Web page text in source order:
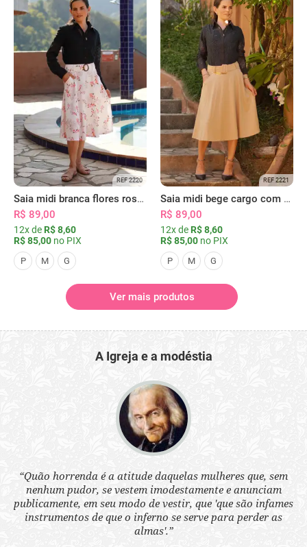
REF 2220
Saia midi branca flores rosas com bolsos
R$ 89,00
12x de R$ 8,60
R$ 85,00 no PIX
P M G
REF 2221
Saia midi bege cargo com bolsos
R$ 89,00
12x de R$ 8,60
R$ 85,00 no PIX
P M G
Ver mais produtos
A Igreja e a modéstia
“Quão horrenda é a atitude daquelas mulheres que, sem
nenhum pudor, se vestem imodestamente e anunciam
publicamente, em seu modo de vestir, que 'que são infames
instrumentos de que o inferno se serve para perder as
almas'.”